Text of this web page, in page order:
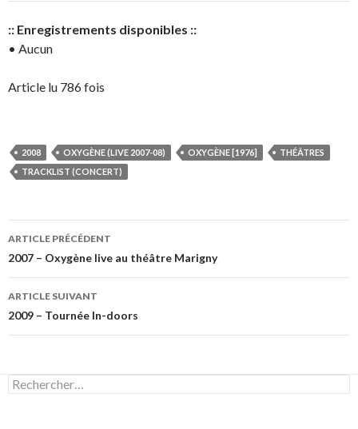
:: Enregistrements disponibles ::
• Aucun
Article lu 786 fois
2008 OXYGÈNE (LIVE 2007-08) OXYGÈNE [1976]
THÉÂTRES
TRACKLIST (CONCERT)
Navigation
des
articles
ARTICLE PRÉCÉDENT
2007 – Oxygène live au théâtre Marigny
ARTICLE SUIVANT
2009 – Tournée In-doors
Rechercher :